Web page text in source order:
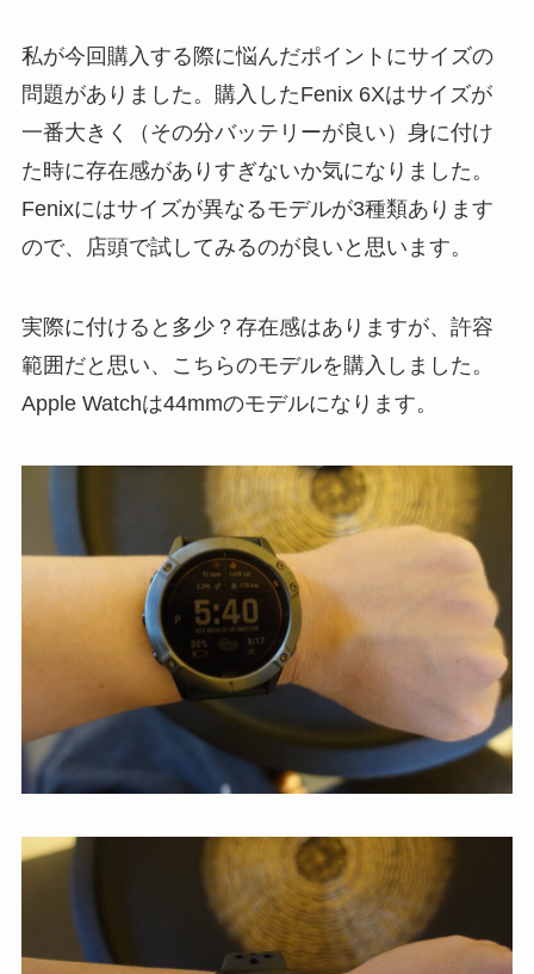
私が今回購入する際に悩んだポイントにサイズの
問題がありました。購入したFenix 6Xはサイズが
一番大きく（その分バッテリーが良い）身に付け
た時に存在感がありすぎないか気になりました。
Fenixにはサイズが異なるモデルが3種類あります
ので、店頭で試してみるのが良いと思います。
実際に付けると多少？存在感はありますが、許容
範囲だと思い、こちらのモデルを購入しました。
Apple Watchは44mmのモデルになります。